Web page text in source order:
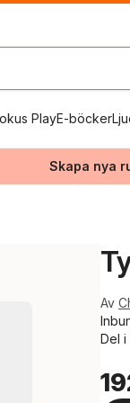
PlayE-böcker
Skapa nya
Av
Del i